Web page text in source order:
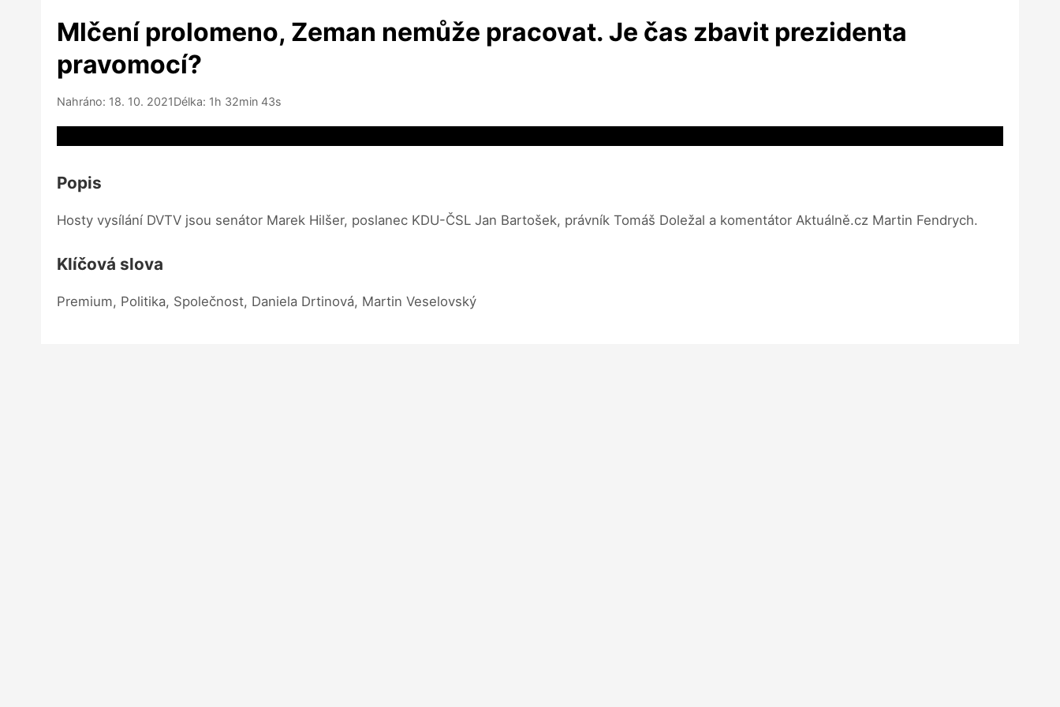
Mlčení prolomeno, Zeman nemůže pracovat. Je čas zbavit prezidenta
pravomocí?
Nahráno: 18. 10. 2021Délka: 1h 32min 43s
Popis
Hosty vysílání DVTV jsou senátor Marek Hilšer, poslanec KDU-ČSL Jan Bartošek, právník Tomáš Doležal a komentátor Aktuálně.cz Martin Fendrych.
Klíčová slova
Premium, Politika, Společnost, Daniela Drtinová, Martin Veselovský